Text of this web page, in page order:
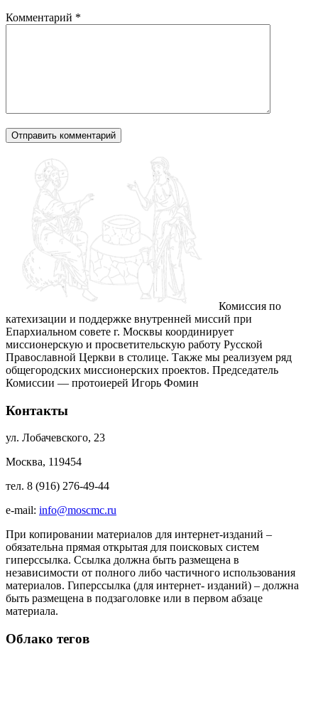
Комментарий *
Комиссия по
катехизации и поддержке внутренней миссий при
Епархиальном совете г. Москвы координирует
миссионерскую и просветительскую работу Русской
Православной Церкви в столице. Также мы реализуем ряд
общегородских миссионерских проектов. Председатель
Комиссии — протоиерей Игорь Фомин
Контакты
ул. Лобачевского, 23
Москва, 119454
тел. 8 (916) 276-49-44
e-mail: info@moscmc.ru
При копировании материалов для интернет-изданий –
обязательна прямая открытая для поисковых систем
гиперссылка. Ссылка должна быть размещена в
независимости от полного либо частичного использования
материалов. Гиперссылка (для интернет- изданий) – должна
быть размещена в подзаголовке или в первом абзаце
материала.
Облако тегов